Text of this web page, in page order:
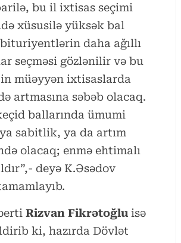
bu il ixtisas seçimi
xüsusilə yüksək bal
daha ağıllı
seçməsi gözlənilir və bu
müəyyən ixtisaslarda
artmasına səbəb olacaq.
ballarında ümumi
sabitlik, ya da artım
olacaq; enmə ehtimalı
deyə K.Əsədov
Rizvan Fikrətoğlu isə
ki, hazırda Dövlət